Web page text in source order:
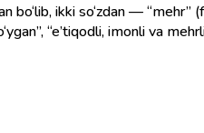
ikki so‘zdan — “mehr”
“e’tiqodli, imonli va